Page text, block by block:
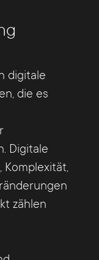
digitale
die es
Digitale
Komplexität,
zählen